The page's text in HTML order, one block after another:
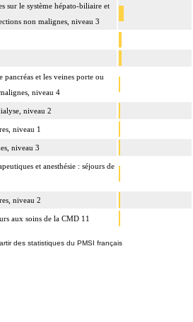
sur le système hépato-biliaire et
non malignes, niveau 3
et les veines porte ou
niveau 4
niveau 2
niveau 1
niveau 3
et anesthésie : séjours de
niveau 2
aux soins de la CMD 11
des statistiques du PMSI français